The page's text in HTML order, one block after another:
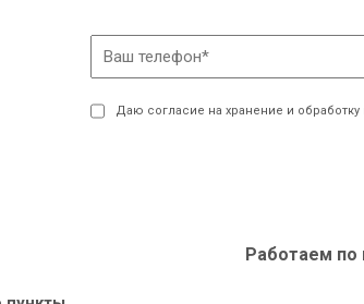
Даю согласие на хранение и
Работаем по